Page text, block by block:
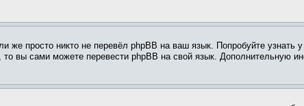
же просто никто не перевёл phpBB на ваш язык. Попробуйте узнать
то вы сами можете перевести phpBB на свой язык.